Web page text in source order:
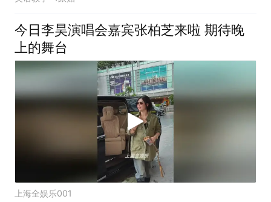
今日李昊演唱会嘉宾张柏芝来啦 期待晚
上的舞台
上海全娱乐001